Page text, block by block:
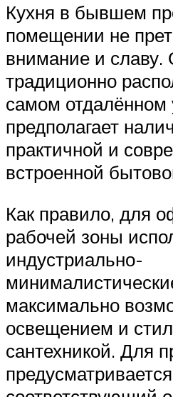
Кухня в бывшем
помещении не
внимание и славу.
традиционно
самом отдалённом
предполагает
практичной и
встроенной
Как правило, для
рабочей зоны
индустриально-
максимально
освещением и
сантехникой. Для
предусматривается